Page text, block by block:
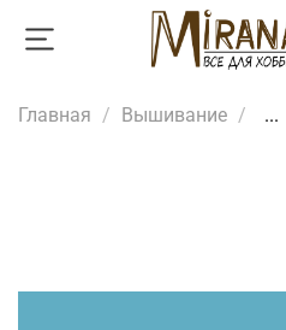
Главная Вышивание ...